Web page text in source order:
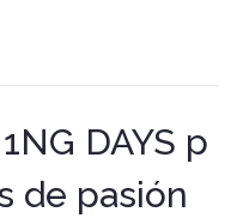
DAYS p
de pasión